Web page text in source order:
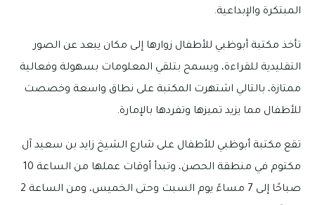
المبتكرة والإبداعية.
تأخذ مكتبة أبوظبي للأطفال زوارها إلى مكان يبعد عن الصور
التقليدية للقراءة، ويسمح بتلقي المعلومات بسهولة وفعالية
ممتازة، بالتالي اشتهرت المكتبة على نطاق واسعة وخصصت
للأطفال مما يزيد تميزها وتفردها بالإمارة.
تقع مكتبة أبوظبي للأطفال على شارع الشيخ زايد بن سعيد آل
مكتوم في منطقة الحصن، وتبدأ أوقات عملها من الساعة 10
صباحًا إلى 7 مساءً يوم السبت وحتى الخميس، ومن الساعة 2